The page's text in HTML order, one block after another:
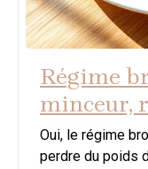
Régime
minceur,
Oui, le régime
perdre du poids